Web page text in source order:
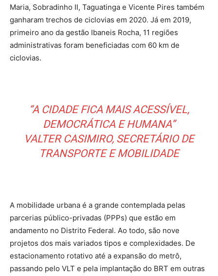
Maria, Sobradinho II, Taguatinga e Vicente Pires também
ganharam trechos de ciclovias em 2020. Já em 2019,
primeiro ano da gestão Ibaneis Rocha, 11 regiões
administrativas foram beneficiadas com 60 km de
ciclovias.
“A CIDADE FICA MAIS ACESSÍVEL,
DEMOCRÁTICA E HUMANA”
VALTER CASIMIRO, SECRETÁRIO DE
TRANSPORTE E MOBILIDADE
A mobilidade urbana é a grande contemplada pelas
parcerias público-privadas (PPPs) que estão em
andamento no Distrito Federal. Ao todo, são nove
projetos dos mais variados tipos e complexidades. De
estacionamento rotativo até a expansão do metrô,
passando pelo VLT e pela implantação do BRT em outras